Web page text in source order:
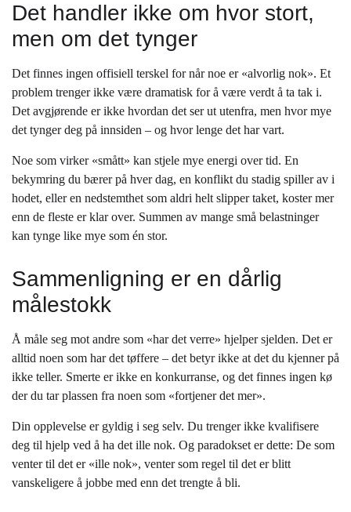
Det handler ikke om hvor stort,
men om det tynger
Det finnes ingen offisiell terskel for når noe er «alvorlig nok». Et
problem trenger ikke være dramatisk for å være verdt å ta tak i.
Det avgjørende er ikke hvordan det ser ut utenfra, men hvor mye
det tynger deg på innsiden – og hvor lenge det har vart.
Noe som virker «smått» kan stjele mye energi over tid. En
bekymring du bærer på hver dag, en konflikt du stadig spiller av i
hodet, eller en nedstemthet som aldri helt slipper taket, koster mer
enn de fleste er klar over. Summen av mange små belastninger
kan tynge like mye som én stor.
Sammenligning er en dårlig
målestokk
Å måle seg mot andre som «har det verre» hjelper sjelden. Det er
alltid noen som har det tøffere – det betyr ikke at det du kjenner på
ikke teller. Smerte er ikke en konkurranse, og det finnes ingen kø
der du tar plassen fra noen som «fortjener det mer».
Din opplevelse er gyldig i seg selv. Du trenger ikke kvalifisere
deg til hjelp ved å ha det ille nok. Og paradokset er dette: De som
venter til det er «ille nok», venter som regel til det er blitt
vanskeligere å jobbe med enn det trengte å bli.